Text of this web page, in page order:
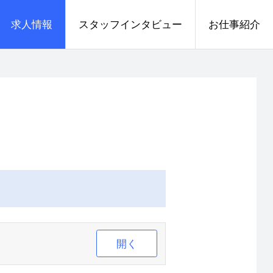
求人情報 スタッフインタビュー お仕事紹介
開く